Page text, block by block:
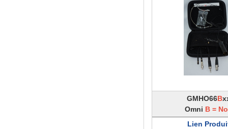
GMHO66B
Omni B =
Lien